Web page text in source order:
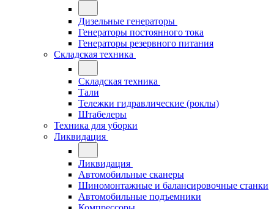
Дизельные генераторы
Генераторы постоянного тока
Генераторы резервного питания
Складская техника
Складская техника
Тали
Тележки гидравлические (роклы)
Штабелеры
Техника для уборки
Ликвидация
Ликвидация
Автомобильные сканеры
Шиномонтажные и балансировочные станки
Автомобильные подъемники